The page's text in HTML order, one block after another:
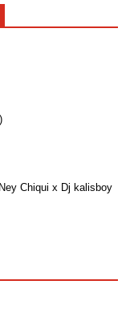
Chiqui x Dj kalisboy